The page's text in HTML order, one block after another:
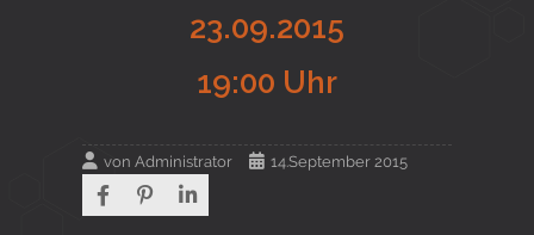
23.09.2015
19:00 Uhr
von Administrator 14.September 2015